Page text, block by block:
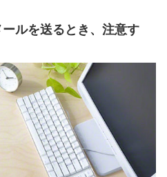
ルを送るとき、注意す